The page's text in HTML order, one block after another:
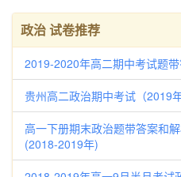
政治 试卷推荐
2019-2020年高二期中考试题
贵州高二政治期中考试（2019
高一下册期末政治题带答案和
(2018-2019年)